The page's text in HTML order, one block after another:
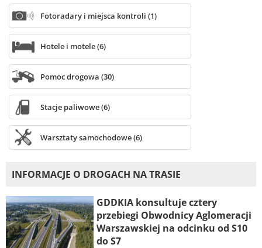
Fotoradary i miejsca kontroli (1)
Hotele i motele (6)
Pomoc drogowa (30)
Stacje paliwowe (6)
Warsztaty samochodowe (6)
INFORMACJE O DROGACH NA TRASIE
GDDKIA konsultuje cztery
przebiegi Obwodnicy Aglomeracji
Warszawskiej na odcinku od S10
do S7